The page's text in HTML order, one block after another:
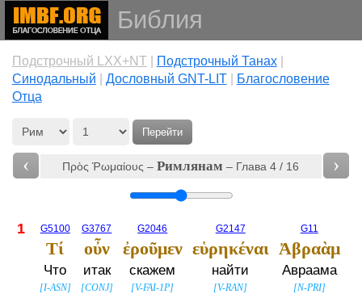
Библия
Подстрочный LXX+NT| Подстрочный Танах|
Cинодальный
Дословный GNT-LIT|
Благословение
Отца
Перейти
‹ Πρὸς Ῥωμαίους –Римлянам – Глава 4 / 16 ›
1 G5100
Τί
Что
[I-ASN]
G3767
οὖν
итак
[CONJ]
G2046
ἐροῦμεν
скажем
[V-FAI-1P]
G2147
εὑρηκέναι
найти
[V-RAN]
G11
Ἀβραὰμ
Авраама
[N-PRI]